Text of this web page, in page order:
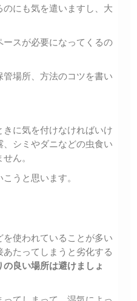
にも気を遣いますし、大
スが必要になってくるの
場所、方法のコツを書い
に気を付けなければいけ
シミやダニなどの虫食い
ん。
うと思います。
使われていることが多い
たってしまうと劣化する
の良い場所は避けましょ